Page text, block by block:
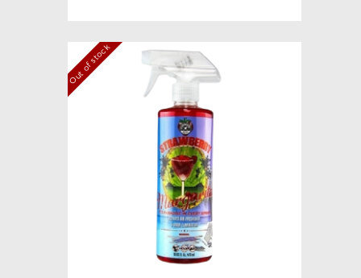
Out of stock